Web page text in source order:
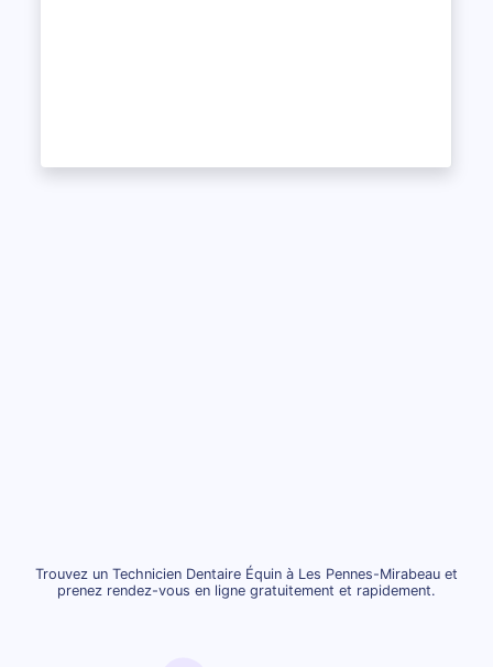
Trouvez un Technicien Dentaire Équin à Les Pennes-Mirabeau et
prenez rendez-vous en ligne gratuitement et rapidement.